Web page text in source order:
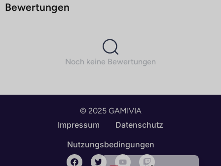
Bewertungen
Noch keine Bewertungen
© 2025 GAMIVIA
Impressum
Datenschutz
Nutzungsbedingungen
Deutsch
English